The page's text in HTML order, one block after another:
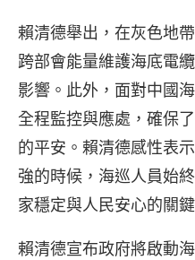
賴清德舉出，在灰色地
跨部會能量維護海底電
影響。此外，面對中國
全程監控與應處，確保
的平安。賴清德感性表
強的時候，海巡人員始
家穩定與人民安心的關鍵
賴清德宣布政府將啟動